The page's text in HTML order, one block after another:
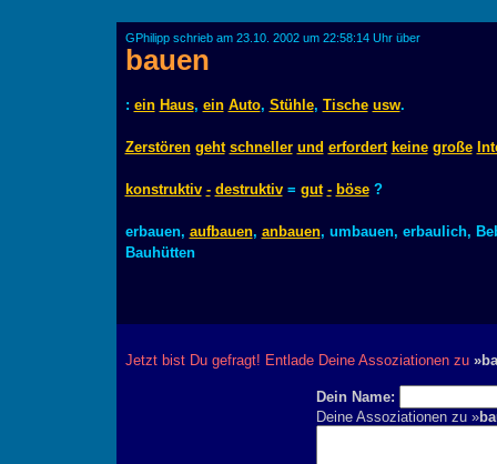
GPhilipp schrieb am 23.10. 2002 um 22:58:14 Uhr über
bauen
: ein Haus, ein Auto, Stühle, Tische usw.
Zerstören geht schneller und erfordert keine große
konstruktiv - destruktiv= gut - böse?
erbauen, aufbauen, anbauen, umbauen, erbaulich,
Bauhütten
Jetzt bist Du gefragt! Entlade Deine Assoziationen zu
Dein Name:
Deine Assoziationen zu »